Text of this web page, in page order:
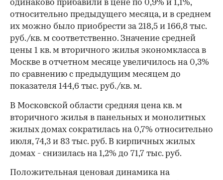
одинаково прибавили в цене по 0,9% и 1,1%,
относительно предыдущего месяца, и в среднем
их можно было приобрести за 218,5 и 166,8 тыс.
руб./кв. м соответственно. Значение средней
цены 1 кв. м вторичного жилья экономкласса в
Москве в отчетном месяце увеличилось на 0,3%
по сравнению с предыдущим месяцем до
показателя 144,6 тыс. руб./кв. м.
В Московской области средняя цена кв. м
вторичного жилья в панельных и монолитных
жилых домах сократилась на 0,7% относительно
июля, 74,3 и 83 тыс. руб. В кирпичных жилых
домах - снизилась на 1,2% до 71,7 тыс. руб.
Положительная ценовая динамика на